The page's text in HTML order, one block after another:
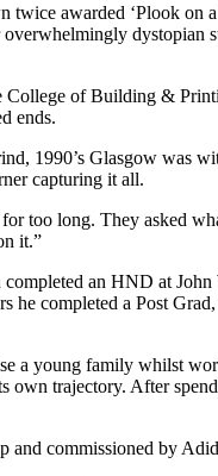
awarded ‘Plook on
of Building &
ends.
1990’s Glasgow was
capturing it all.
too long. They asked
it.”
an HND at
he completed a Post
a young family whilst
own trajectory. After
and commissioned by